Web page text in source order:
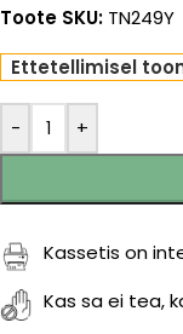
Toote SKU: TN249Y
Ettetellimisel
- +
Kassetis on
Kas sa ei tea,